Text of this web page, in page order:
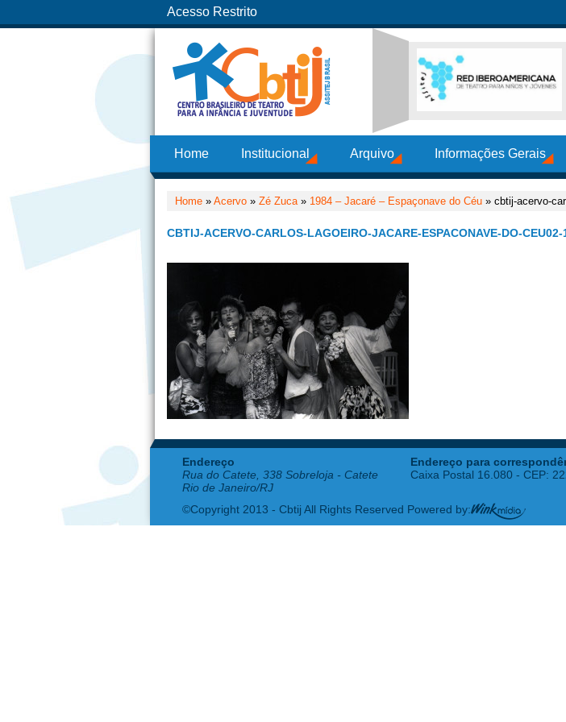
Acesso Restrito
Home Institucional Arquivo Informações Gerais
Home » Acervo » Zé Zuca» 1984 – Jacaré – Espaçonave do Céu » cbtij-acervo-
CBTIJ-ACERVO-CARLOS-LAGOEIRO-JACARE-ESPACONAVE-DO-CEU02-
Endereço
Rua do Catete, 338 Sobreloja - Catete
Rio de Janeiro/RJ
Endereço para
Caixa Postal 16.080 - CEP:
©Copyright 2013 - Cbtij All Rights Reserved Powered by: